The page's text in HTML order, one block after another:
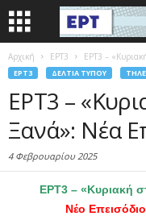
Αρχική EΡΤ3 ΕΡΤ3 –
EΡΤ3 ΔΕΛΤΊΑ ΤΎΠΟΥ
ΕΡΤ3 –
Ξανά»: Νέα
4 Φεβρουαρίου 2025
ΕΡΤ3 – «Κυριακή
Νέο